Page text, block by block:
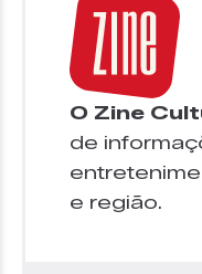
O Zine
de
e região.